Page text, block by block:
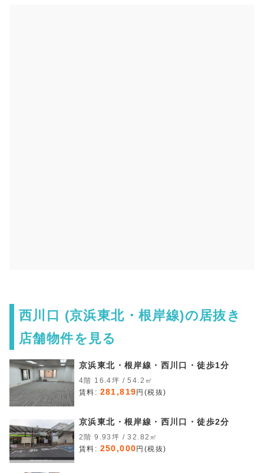
西川口 (京浜東北・根岸線)の居抜き
店舗物件を見る
京浜東北・根岸線・西川口・徒歩1分
4階 16.4坪 / 54.2㎡
賃料: 281,819 円(税抜)
京浜東北・根岸線・西川口・徒歩2分
2階 9.93坪 / 32.82㎡
賃料: 250,000 円(税抜)